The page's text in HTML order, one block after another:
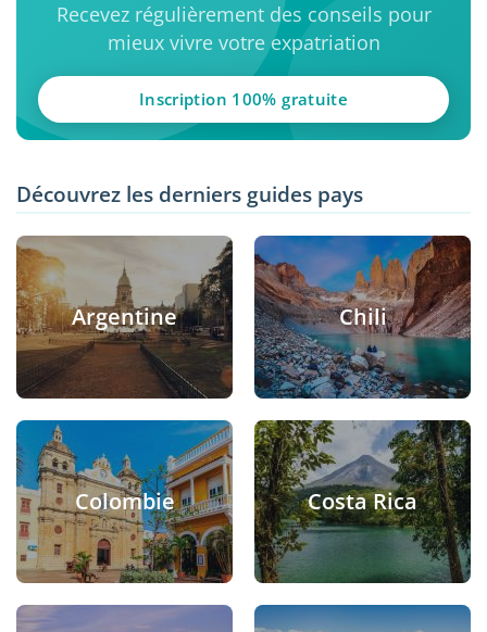
Recevez régulièrement des conseils pour
mieux vivre votre expatriation
Inscription 100% gratuite
Découvrez les derniers guides pays
Argentine Chili
Colombie Costa Rica